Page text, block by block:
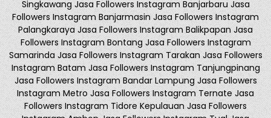
Singkawang Jasa Followers Instagram Banjarbaru Jasa
Followers Instagram Banjarmasin Jasa Followers Instagram
Palangkaraya Jasa Followers Instagram Balikpapan Jasa
Followers Instagram Bontang Jasa Followers Instagram
Samarinda Jasa Followers Instagram Tarakan Jasa Followers
Instagram Batam Jasa Followers Instagram Tanjungpinang
Jasa Followers Instagram Bandar Lampung Jasa Followers
Instagram Metro Jasa Followers Instagram Ternate Jasa
Followers Instagram Tidore Kepulauan Jasa Followers